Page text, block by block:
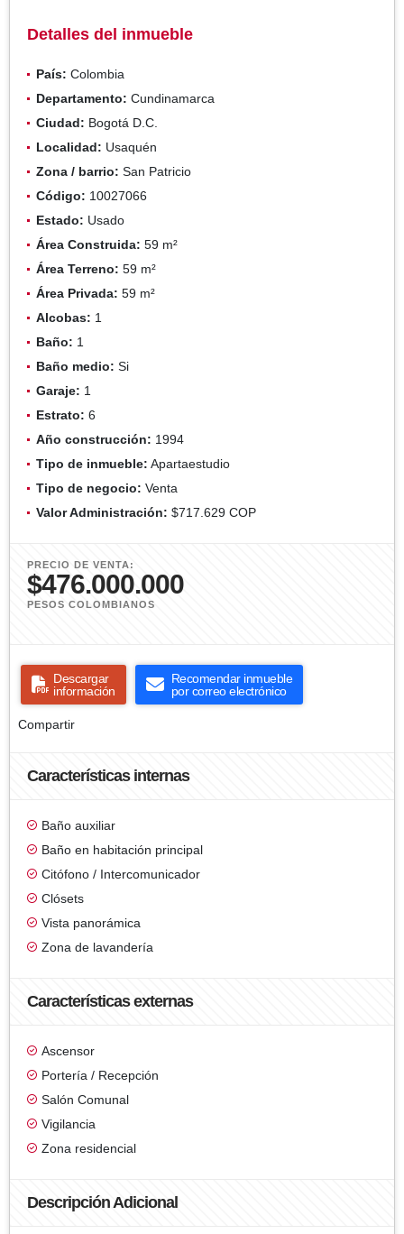
Detalles del inmueble
País: Colombia
Departamento: Cundinamarca
Ciudad: Bogotá D.C.
Localidad: Usaquén
Zona / barrio: San Patricio
Código: 10027066
Estado: Usado
Área Construida: 59 m²
Área Terreno: 59 m²
Área Privada: 59 m²
Alcobas: 1
Baño: 1
Baño medio: Si
Garaje: 1
Estrato: 6
Año construcción: 1994
Tipo de inmueble: Apartaestudio
Tipo de negocio: Venta
Valor Administración: $717.629 COP
PRECIO DE VENTA:
$476.000.000
PESOS COLOMBIANOS
Descargar
información
Recomendar inmueble
por correo electrónico
Compartir
Características internas
Baño auxiliar
Baño en habitación principal
Citófono / Intercomunicador
Clósets
Vista panorámica
Zona de lavandería
Características externas
Ascensor
Portería / Recepción
Salón Comunal
Vigilancia
Zona residencial
Descripción Adicional